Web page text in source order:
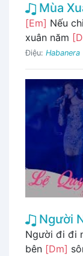
Mùa
[Em] Nếu
xuân năm
Điệu: Habanera
Người
Người đi đi
bên [Dm]